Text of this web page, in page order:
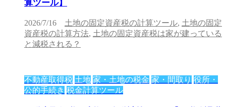
算ツール】
2026/7/16 土地の固定資産税の計算ツール, 土地の固定
資産税の計算方法, 土地の固定資産税は家が建っている
と減税される？
不動産取得税 土地 家・土地の税金 家・間取り 役所・
公的手続き 税金計算ツール